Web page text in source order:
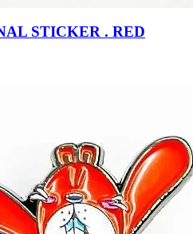
STICKER . RED